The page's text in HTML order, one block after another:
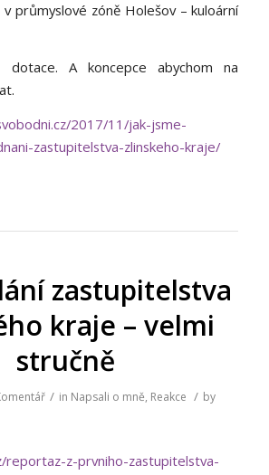
průmyslové zóně Holešov – kuloární
dotace. A koncepce abychom na
2017/11/jak-jsme-
zastupitelstva-zlinskeho-kraje/
zastupitelstva
kraje – velmi
stručně
/ in Napsali o mně, Reakce / by
reportaz-z-prvniho-zastupitelstva-